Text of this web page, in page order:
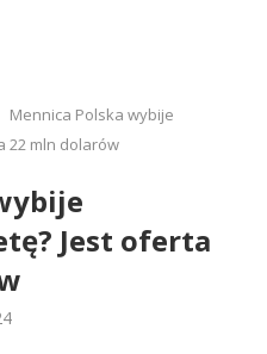
Mennica Polska wybije
22 mln dolarów
Jest oferta